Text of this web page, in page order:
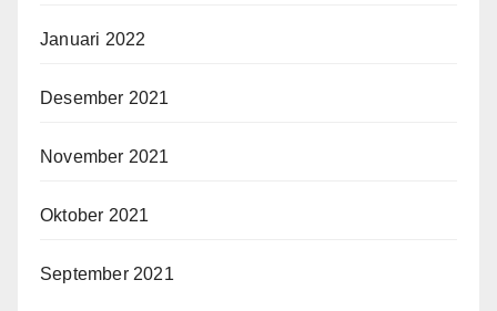
Januari 2022
Desember 2021
November 2021
Oktober 2021
September 2021